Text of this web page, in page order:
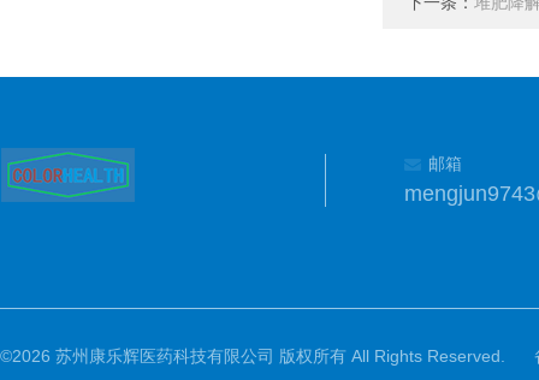
邮箱
©2026 苏州康乐辉医药科技有限公司 版权所有 All Rights Reserved.